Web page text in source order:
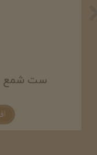
ست شمع